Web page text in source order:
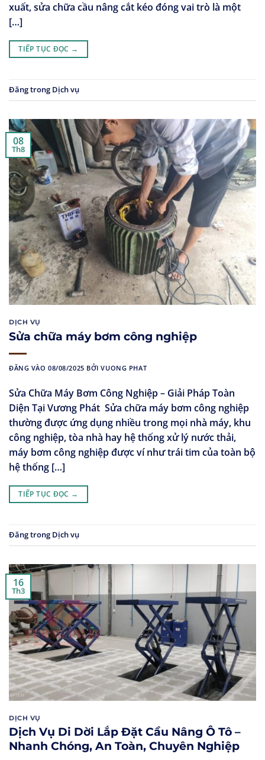
xuất, sửa chữa cầu nâng cắt kéo đóng vai trò là một
[…]
TIẾP TỤC ĐỌC →
Đăng trong Dịch vụ
08
Th8
DỊCH VỤ
Sửa chữa máy bơm công nghiệp
ĐĂNG VÀO08/08/2025 BỞIVUONG PHAT
Sửa Chữa Máy Bơm Công Nghiệp – Giải Pháp Toàn
Diện Tại Vương Phát Sửa chữa máy bơm công nghiệp
thường được ứng dụng nhiều trong mọi nhà máy, khu
công nghiệp, tòa nhà hay hệ thống xử lý nước thải,
máy bơm công nghiệp được ví như trái tim của toàn bộ
hệ thống […]
TIẾP TỤC ĐỌC →
Đăng trong Dịch vụ
16
Th3
DỊCH VỤ
Dịch Vụ Di Dời Lắp Đặt Cầu Nâng Ô Tô –
Nhanh Chóng, An Toàn, Chuyên Nghiệp